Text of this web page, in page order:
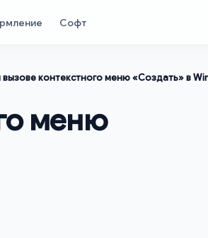
Софт
вызове контекстного меню «Создать» в
меню